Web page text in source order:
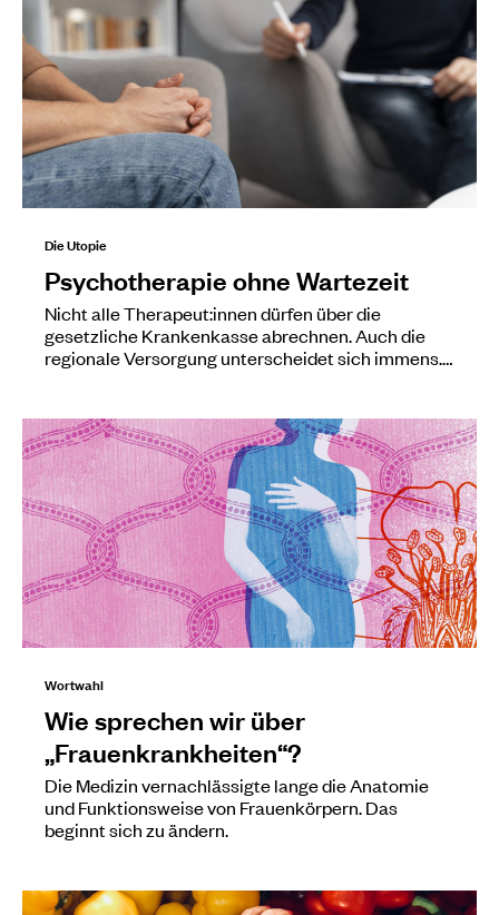
Die Utopie
Psychotherapie ohne Wartezeit
Nicht alle Therapeut:innen dürfen über die
gesetzliche Krankenkasse abrechnen. Auch die
regionale Versorgung unterscheidet sich immens.…
Wortwahl
Wie sprechen wir über
„Frauenkrankheiten“?
Die Medizin vernachlässigte lange die Anatomie
und Funktionsweise von Frauenkörpern. Das
beginnt sich zu ändern.